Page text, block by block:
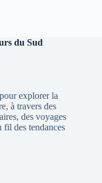
du Sud
explorer la
à travers des
des voyages
fil des tendances